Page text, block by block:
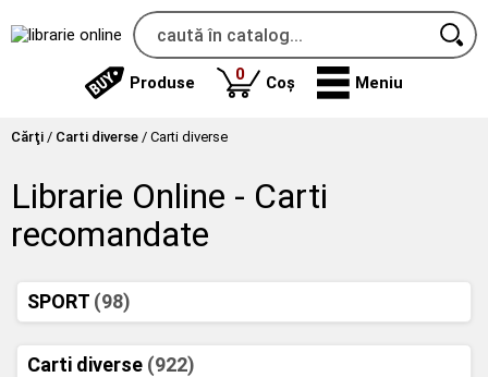
Produse 0produse
Coș Meniu
Cărţi / Carti diverse / Carti diverse
Librarie Online - Carti
recomandate
SPORT (98)
Carti diverse (922)